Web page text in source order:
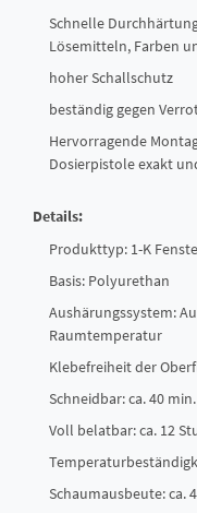
Schnelle
Lösemitteln, Farben
hoher Schallschutz
beständig gegen
Hervorragende
Dosierpistole exakt
Details:
Produkttyp: 1-K
Basis: Polyurethan
Aushärungssystem:
Raumtemperatur
Klebefreiheit der
Schneidbar: ca. 40 min.
Voll belatbar: ca. 12
Schaumausbeute: ca.